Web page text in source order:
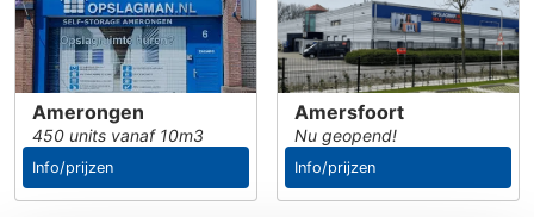
Amerongen
450 units vanaf 10m3
Info/prijzen
Amersfoort
Nu geopend!
Info/prijzen